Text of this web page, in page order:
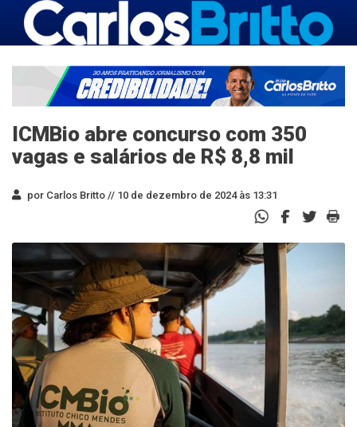
ICMBio abre concurso com 350
vagas e salários de R$ 8,8 mil
por Carlos Britto // 10 de dezembro de 2024 às 13:31